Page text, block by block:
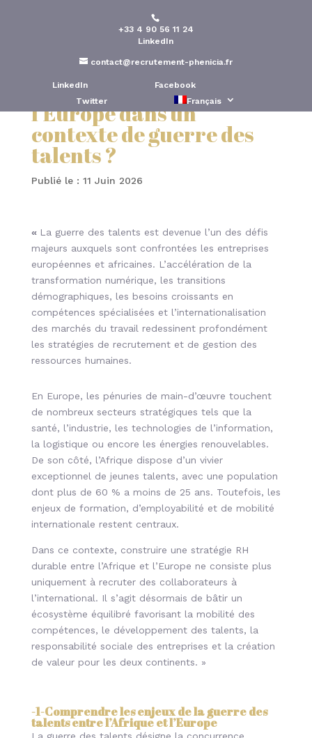
+33 4 90 56 11 24
LinkedIn
contact@recrutement-phenicia.fr
LinkedIn
Facebook
Twitter
Français
Comment construire une
stratégie RH durable
entre l’Afrique et
l’Europe dans un
contexte de guerre des
talents ?
Publié le : 11 Juin 2026
« La guerre des talents est devenue l’un des défis
majeurs auxquels sont confrontées les entreprises
européennes et africaines. L’accélération de la
transformation numérique, les transitions
démographiques, les besoins croissants en
compétences spécialisées et l’internationalisation
des marchés du travail redessinent profondément
les stratégies de recrutement et de gestion des
ressources humaines.
En Europe, les pénuries de main-d’œuvre touchent
de nombreux secteurs stratégiques tels que la
santé, l’industrie, les technologies de l’information,
la logistique ou encore les énergies renouvelables.
De son côté, l’Afrique dispose d’un vivier
exceptionnel de jeunes talents, avec une population
dont plus de 60 % a moins de 25 ans. Toutefois, les
enjeux de formation, d’employabilité et de mobilité
internationale restent centraux.
Dans ce contexte, construire une stratégie RH
durable entre l’Afrique et l’Europe ne consiste plus
uniquement à recruter des collaborateurs à
l’international. Il s’agit désormais de bâtir un
écosystème équilibré favorisant la mobilité des
compétences, le développement des talents, la
responsabilité sociale des entreprises et la création
de valeur pour les deux continents. »
-1-Comprendre les enjeux de la guerre des
talents entre l’Afrique et l’Europe